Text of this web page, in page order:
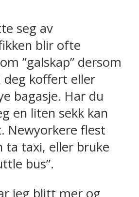
seg av
blir ofte
”galskap” dersom
deg koffert eller
bagasje. Har du
en liten sekk kan
Newyorkere flest
ta taxi, eller bruke
bus”.
jeg blitt mer og